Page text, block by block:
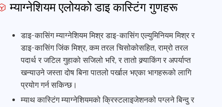
म्याग्नेशियम एलोयको डाइ कास्टिंग गुणहरू
डाइ-कासिंग म्याग्नेशियम मिश्र डाइ-कासिंग एल्युमिनियम मिश्र र
डाइ-कासिंग जिंक मिश्र, कम तरल चिसोकोसहित, राम्रो तरल
पदार्थ र जटिल गुहाको सजिलो भरि, र तातो क्र्याकिंग र अपर्याप्त
खन्याउने जस्ता दोष बिना पातलो पर्खाल भएका भागहरूको लागि
प्रयोग गर्न सकिन्छ।
म्याथ कास्टिंग म्याग्नेशियमको क्रिस्टलाइजेशनको पग्लने बिन्दु र